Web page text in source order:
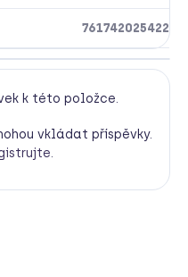
761742025422
k této položce.
vkládat příspěvky.
.